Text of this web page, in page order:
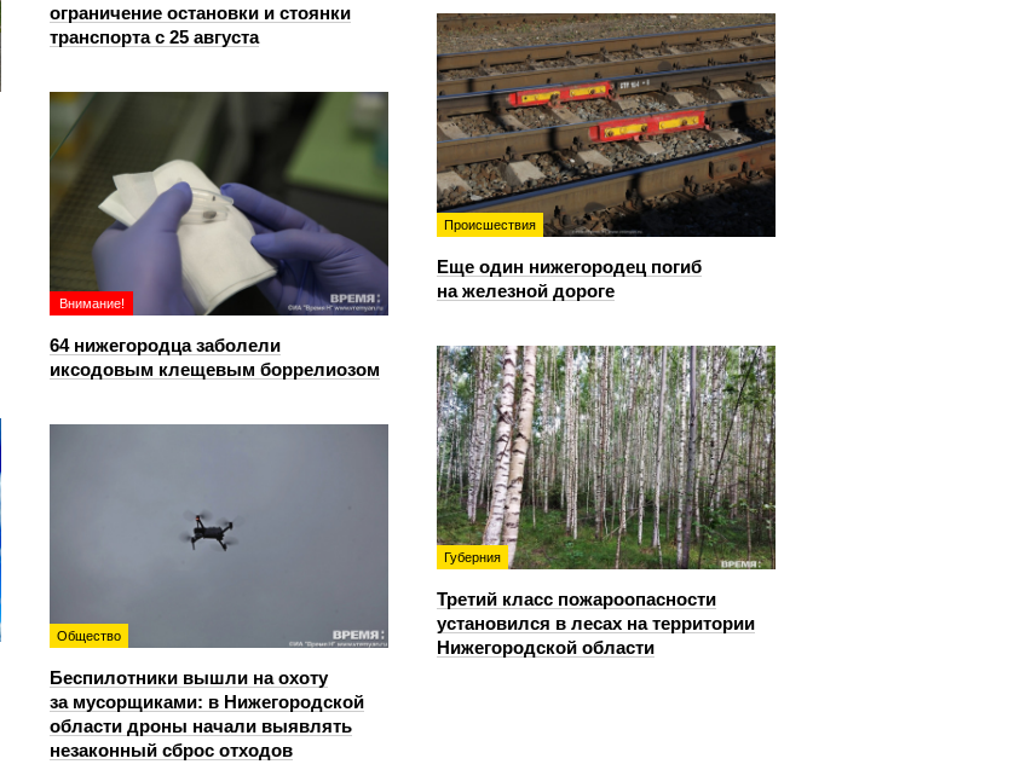
ограничение остановки и стоянки
транспорта с 25 августа
Происшествия
Еще один нижегородец погиб
на железной дороге
Внимание!
64 нижегородца заболели
иксодовым клещевым боррелиозом
Губерния
Третий класс пожароопасности
установился в лесах на территории
Нижегородской области
Общество
Беспилотники вышли на охоту
за мусорщиками: в Нижегородской
области дроны начали выявлять
незаконный сброс отходов